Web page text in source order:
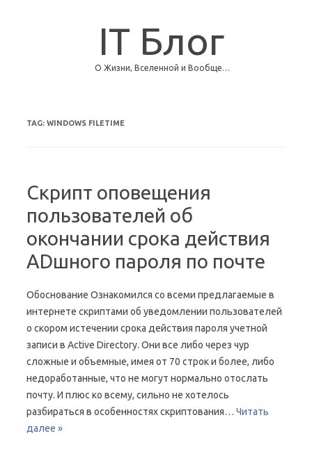
IT Блог
О Жизни, Вселенной и Вообще…
TAG: WINDOWS FILETIME
Скрипт оповещения
пользователей об
окончании срока действия
ADшного пароля по почте
Обоснование Ознакомился со всеми предлагаемые в
интернете скриптами об уведомлении пользователей
о скором истечении срока действия пароля учетной
записи в Active Directory. Они все либо через чур
сложные и объемные, имея от 70 строк и более, либо
недоработанные, что не могут нормально отослать
почту. И плюс ко всему, сильно не хотелось
разбираться в особенностях скриптования… Читать
далее »